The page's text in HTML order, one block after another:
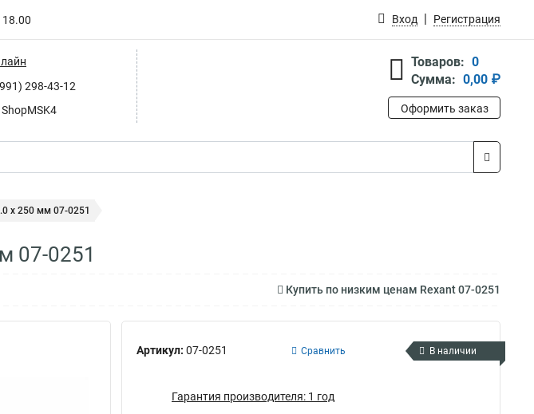
18.00 Вход Регистрация
298-43-12
Товаров: 0
Сумма: 0,00 ₽
Оформить заказ
х 250 мм 07-0251
07-0251
Купить по низким ценам Rexant 07-0251
Артикул: 07-0251 Сравнить В наличии
Гарантия производителя: 1 год